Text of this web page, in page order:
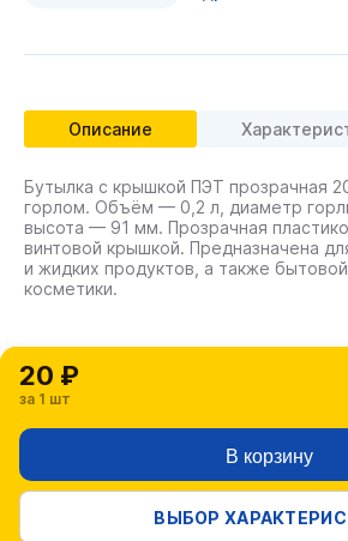
Описание
Бутылка с крышкой ПЭТ прозрачная
горлом. Объём — 0,2 л, диаметр
высота — 91 мм. Прозрачная
винтовой крышкой. Предназначена
и жидких продуктов, а также
косметики.
20 ₽
за 1 шт
В корзину
ВЫБОР